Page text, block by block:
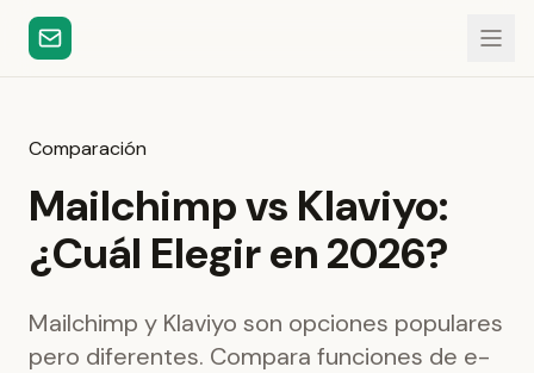
Comparación
Mailchimp vs Klaviyo:
¿Cuál Elegir en 2026?
Mailchimp y Klaviyo son opciones populares
pero diferentes. Compara funciones de e-